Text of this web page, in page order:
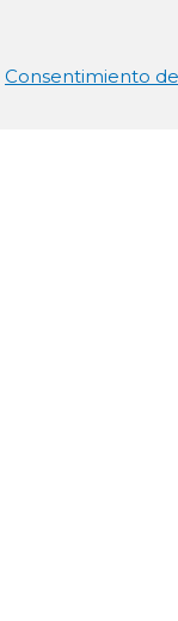
Consentimiento